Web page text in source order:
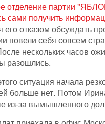
отделение партии
сами получить
его отказом обсуждать
повели себя совсем
нескольких часов
разошлись.
ситуация начала
больше нет. Потом
из-за вымышленного